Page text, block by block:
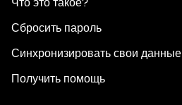
Что это такое?
Сбросить пароль
Синхронизировать свои данные
Получить помощь